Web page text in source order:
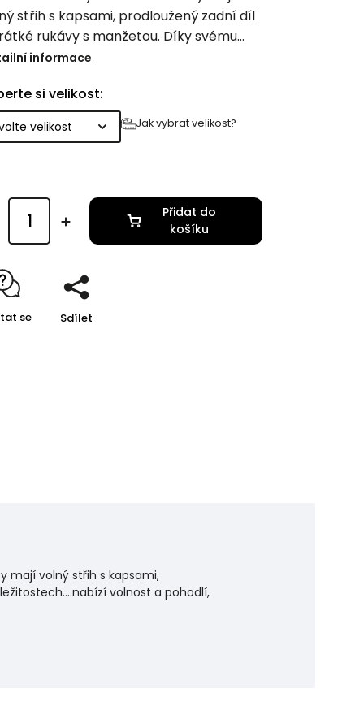
střih s kapsami, prodloužený zadní díl
rukávy s manžetou. Díky svému
stylu se šaty dají využít při
což z nich činí skvělý kousek do
šatníku.
informace
si velikost:
Jak vybrat velikost?
Přidat do
košíku
se Sdílet
mají volný střih s kapsami,
volnost a pohodlí,